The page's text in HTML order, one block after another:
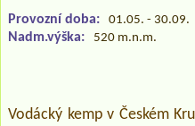
Provozní doba: 01.05. - 30.09.
Nadm.výška: 520 m.n.m.
Vodácký kemp v Českém